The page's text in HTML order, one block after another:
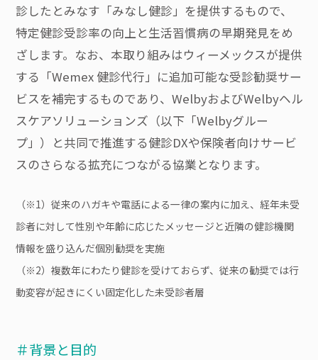
診したとみなす「みなし健診」を提供するもので、
特定健診受診率の向上と生活習慣病の早期発見をめ
ざします。なお、本取り組みはウィーメックスが提供
する「Wemex 健診代行」に追加可能な受診勧奨サー
ビスを補完するものであり、WelbyおよびWelbyヘル
スケアソリューションズ（以下「Welbyグルー
プ」）と共同で推進する健診DXや保険者向けサービ
スのさらなる拡充につながる協業となります。
（※1）従来のハガキや電話による一律の案内に加え、経年未受
診者に対して性別や年齢に応じたメッセージと近隣の健診機関
情報を盛り込んだ個別勧奨を実施
（※2）複数年にわたり健診を受けておらず、従来の勧奨では行
動変容が起きにくい固定化した未受診者層
＃背景と目的